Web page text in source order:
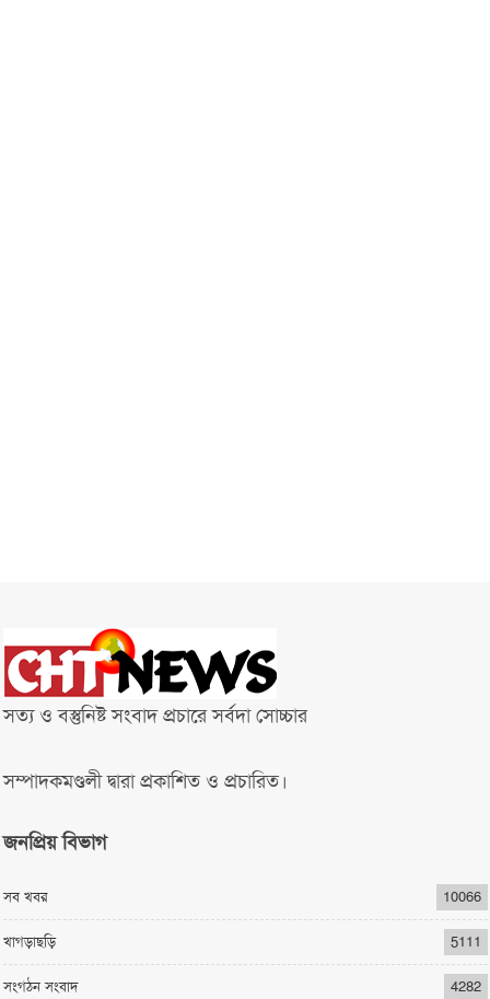
সত্য ও বস্তুনিষ্ট সংবাদ প্রচারে সর্বদা সোচ্চার
সম্পাদকমণ্ডলী দ্বারা প্রকাশিত ও প্রচারিত।
জনপ্রিয় বিভাগ
সব খবর 10066
খাগড়াছড়ি 5111
সংগঠন সংবাদ 4282